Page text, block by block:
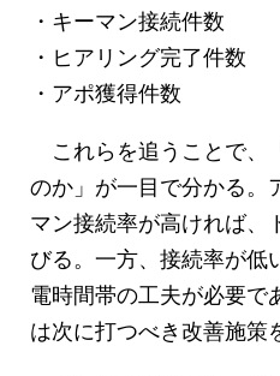
・キーマン接続件数
・ヒアリング完了件数
・アポ獲得件数
これらを追うことで、
のか」が一目で分かる。
マン接続率が高ければ、
びる。一方、接続率が低
電時間帯の工夫が必要で
は次に打つべき改善施策